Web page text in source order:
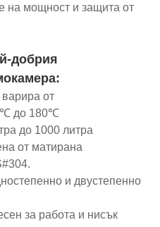
на мощност и защита от
добрия
варира от
до 180℃
до 1000 литра
от матирана
и двустепенно
за работа и нисък